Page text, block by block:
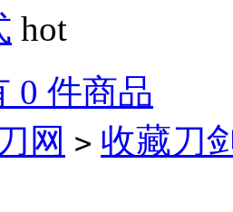
hot
0 件商品
网 > 收藏刀